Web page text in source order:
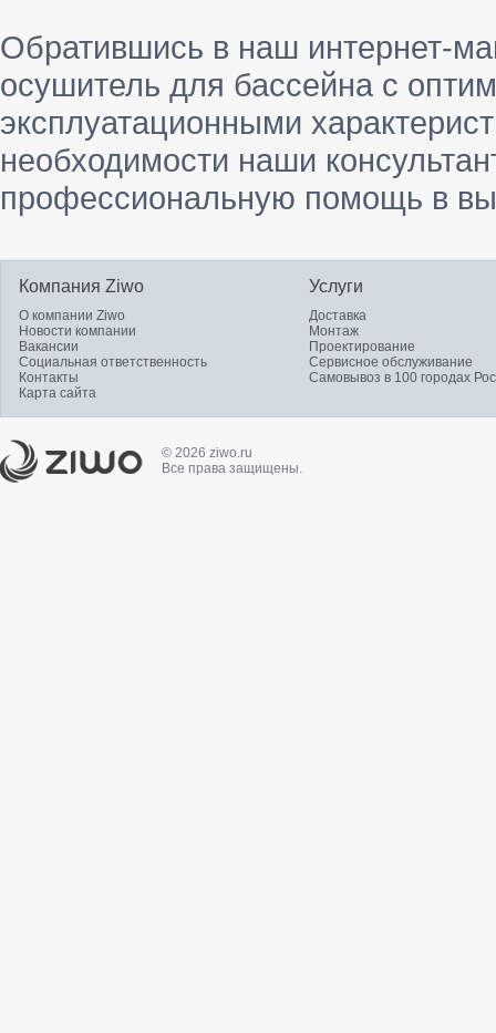
Обратившись в наш интернет-
осушитель для бассейна с
эксплуатационными
необходимости наши
профессиональную помощь в
Компания Ziwo
О компании Ziwo
Новости компании
Вакансии
Социальная ответственность
Контакты
Карта сайта
Услуги
Доставка
Монтаж
Проектирование
Сервисное обслуживание
Самовывоз в 100 городах
© 2026 ziwo.ru
Все права защищены.